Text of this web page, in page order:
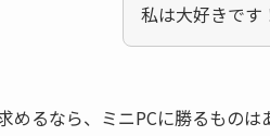
私は大好きです
るなら、ミニPCに勝るものは